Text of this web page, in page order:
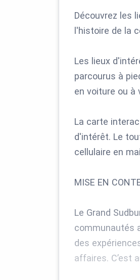
Découvrez les
l'histoire de la
Les lieux
parcourus à
en voiture ou à
La carte
d'intérêt. Le
cellulaire en
MISE EN
Le Grand
communautés
des
affaires. C’est